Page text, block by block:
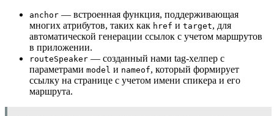
anchor — встроенная функция, поддерживающая
многих атрибутов, таких как href и target, для
автоматической генерации ссылок с учетом маршрутов
в приложении.
routeSpeaker — созданный нами tag-хелпер с
параметрами model и nameof, который формирует
ссылку на странице с учетом имени спикера и его
маршрута.